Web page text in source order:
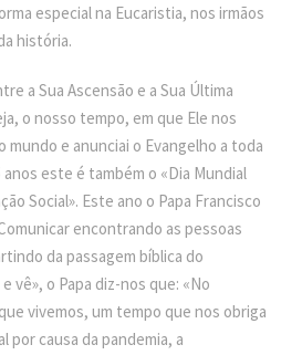
especial na Eucaristia, nos irmãos
história.
a Sua Ascensão e a Sua Última
o nosso tempo, em que Ele nos
mundo e anunciai o Evangelho a toda
anos este é também o «Dia Mundial
Social». Este ano o Papa Francisco
encontrando as pessoas
da passagem bíblica do
vê», o Papa diz-nos que: «No
vivemos, um tempo que nos obriga
por causa da pandemia, a